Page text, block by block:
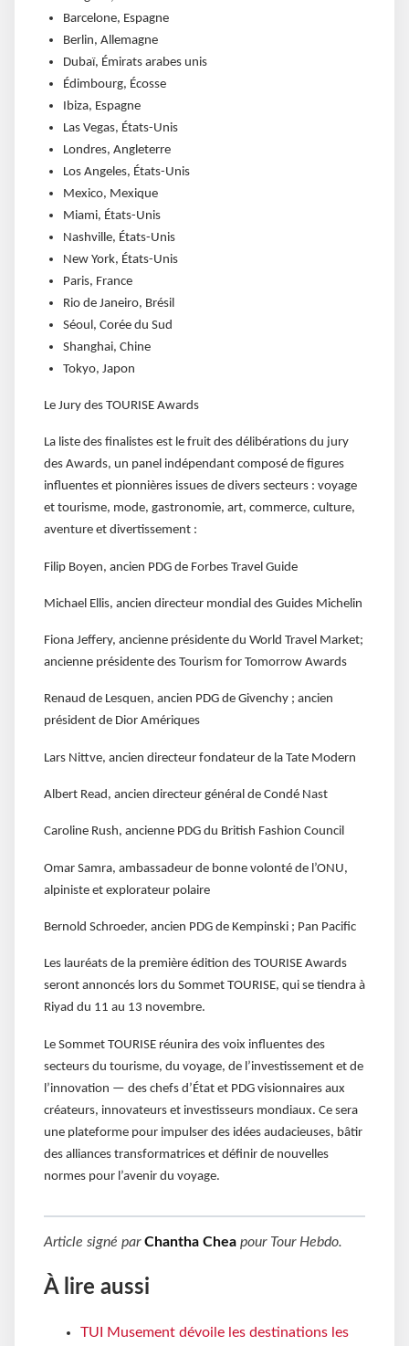
Barcelone, Espagne
Berlin, Allemagne
Dubaï, Émirats arabes unis
Édimbourg, Écosse
Ibiza, Espagne
Las Vegas, États-Unis
Londres, Angleterre
Los Angeles, États-Unis
Mexico, Mexique
Miami, États-Unis
Nashville, États-Unis
New York, États-Unis
Paris, France
Rio de Janeiro, Brésil
Séoul, Corée du Sud
Shanghai, Chine
Tokyo, Japon
Le Jury des TOURISE Awards
La liste des finalistes est le fruit des délibérations du jury
des Awards, un panel indépendant composé de figures
influentes et pionnières issues de divers secteurs : voyage
et tourisme, mode, gastronomie, art, commerce, culture,
aventure et divertissement :
Filip Boyen, ancien PDG de Forbes Travel Guide
Michael Ellis, ancien directeur mondial des Guides Michelin
Fiona Jeffery, ancienne présidente du World Travel Market;
ancienne présidente des Tourism for Tomorrow Awards
Renaud de Lesquen, ancien PDG de Givenchy ; ancien
président de Dior Amériques
Lars Nittve, ancien directeur fondateur de la Tate Modern
Albert Read, ancien directeur général de Condé Nast
Caroline Rush, ancienne PDG du British Fashion Council
Omar Samra, ambassadeur de bonne volonté de l’ONU,
alpiniste et explorateur polaire
Bernold Schroeder, ancien PDG de Kempinski ; Pan Pacific
Les lauréats de la première édition des TOURISE Awards
seront annoncés lors du Sommet TOURISE, qui se tiendra à
Riyad du 11 au 13 novembre.
Le Sommet TOURISE réunira des voix influentes des
secteurs du tourisme, du voyage, de l’investissement et de
l’innovation — des chefs d’État et PDG visionnaires aux
créateurs, innovateurs et investisseurs mondiaux. Ce sera
une plateforme pour impulser des idées audacieuses, bâtir
des alliances transformatrices et définir de nouvelles
normes pour l’avenir du voyage.
Article signé parChantha Chea pour Tour Hebdo.
À lire aussi
TUI Musement dévoile les destinations les